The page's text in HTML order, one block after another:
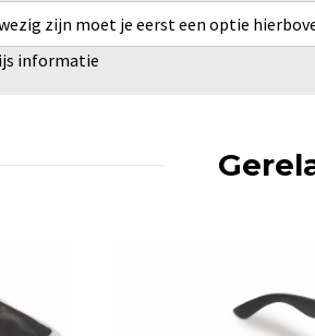
zijn moet je eerst een optie
informatie